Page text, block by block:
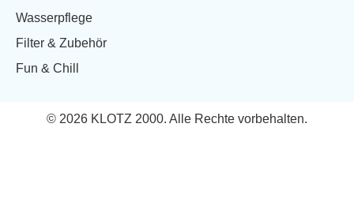
Wasserpflege
Filter & Zubehör
Fun & Chill
© 2026 KLOTZ 2000. Alle Rechte vorbehalten.